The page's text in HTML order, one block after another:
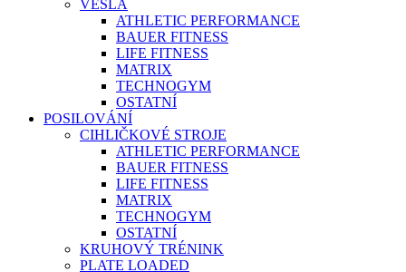
VESLA
ATHLETIC PERFORMANCE
BAUER FITNESS
LIFE FITNESS
MATRIX
TECHNOGYM
OSTATNÍ
POSILOVÁNÍ
CIHLIČKOVÉ STROJE
ATHLETIC PERFORMANCE
BAUER FITNESS
LIFE FITNESS
MATRIX
TECHNOGYM
OSTATNÍ
KRUHOVÝ TRÉNINK
PLATE LOADED